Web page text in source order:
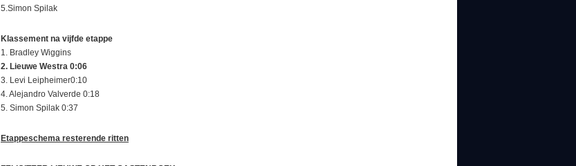
5.Simon Spilak
Klassement na vijfde etappe
1. Bradley Wiggins
2. Lieuwe Westra 0:06
3. Levi Leipheimer0:10
4. Alejandro Valverde 0:18
5. Simon Spilak 0:37
Etappeschema resterende ritten